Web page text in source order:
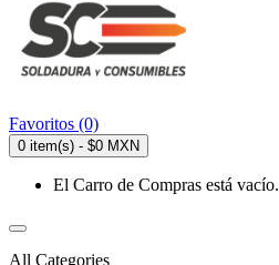
Favoritos (0)
0 item(s) - $0 MXN
El Carro de Compras está vacío.
All Categories